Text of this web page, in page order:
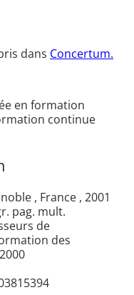
dans Concertum.
en formation
continue
, France , 2001
pag. mult.
de
des